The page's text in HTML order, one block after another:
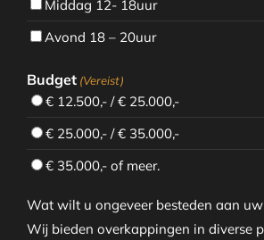
Middag 12- 18uur
Avond 18 – 20uur
Budget (Vereist)
€ 12.500,- / € 25.000,-
€ 25.000,- / € 35.000,-
€ 35.000,- of meer.
Wat wilt u ongeveer besteden aan
Wij bieden overkappingen in diverse